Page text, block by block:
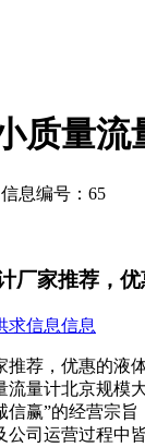
质量
信息编号：65
厂家推荐，
求信息信息
荐，优惠的液
流量计北京规
信赢”的经营宗
公司运营过程